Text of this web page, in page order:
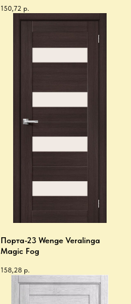
150,72 р.
Порта-23 Wenge Veralinga
Magic Fog
158,28 р.